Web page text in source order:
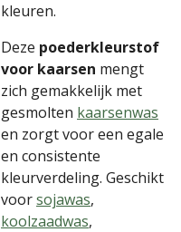
kleuren.
Deze poederkleurstof
voor kaarsen mengt
zich gemakkelijk met
gesmolten kaarsenwas
en zorgt voor een egale
en consistente
kleurverdeling. Geschikt
voorsojawas,
koolzaadwas,